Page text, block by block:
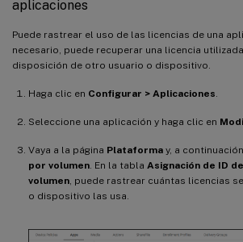
aplicaciones
Puede rastrear el uso de las licencias de una
necesario, puede recuperar una licencia
disposición de otro usuario o dispositivo.
Haga clic en Configurar > Aplicaciones.
Seleccione una aplicación y haga clic en
Vaya a la página Plataforma y, a
por volumen. En la tabla Asignación de ID
volumen, puede rastrear cuántas licencias
o dispositivo las usa.